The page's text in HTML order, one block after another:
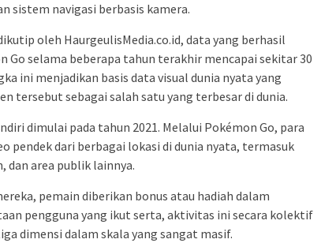
sistem navigasi berbasis kamera.
oleh HaurgeulisMedia.co.id, data yang berhasil
Go selama beberapa tahun terakhir mencapai sekitar 30
ini menjadikan basis data visual dunia nyata yang
tersebut sebagai salah satu yang terbesar di dunia.
dimulai pada tahun 2021. Melalui Pokémon Go, para
pendek dari berbagai lokasi di dunia nyata, termasuk
dan area publik lainnya.
pemain diberikan bonus atau hadiah dalam
pengguna yang ikut serta, aktivitas ini secara kolektif
dimensi dalam skala yang sangat masif.